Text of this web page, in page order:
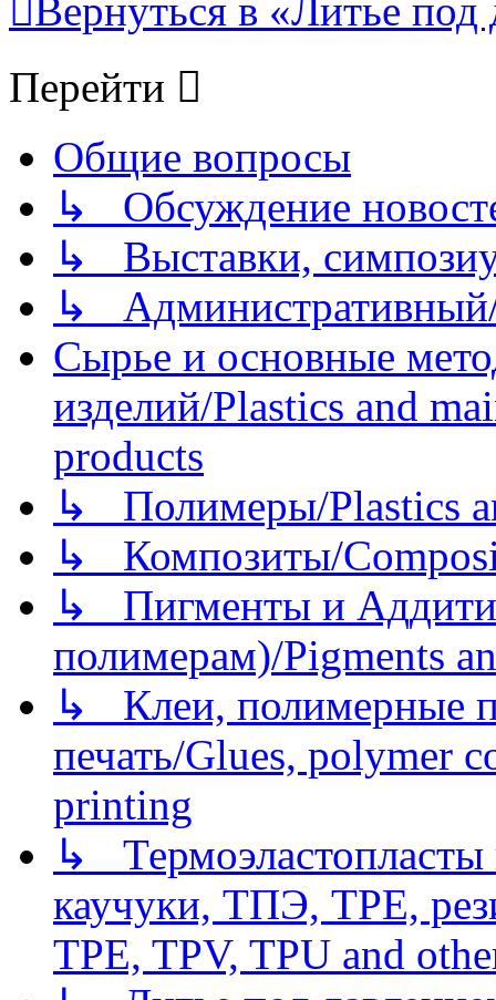
Вернуться в «Литье
Перейти
Общие вопросы
↳ Обсуждение
↳ Выставки,
↳
Сырье и основные
изделий/Plastics and
products
↳ Полимеры/Plastics
↳ Композиты/
↳ Пигменты и
полимерам)/Pigments
↳ Клеи, полимерные
печать/Glues, polymer
printing
↳
каучуки, ТПЭ, TPE,
TPE, TPV, TPU and